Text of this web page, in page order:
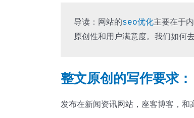
导读：网站的seo优化主要在于
原创性和用户满意度。我们如何
整文原创的写作要求：
发布在新闻资讯网站，座客博客，和